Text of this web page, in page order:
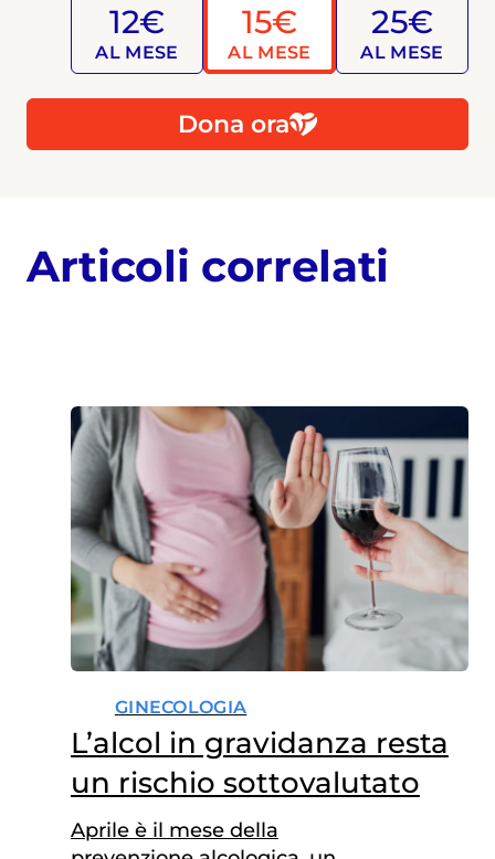
12€
AL MESE
15€
AL MESE
25€
AL MESE
Dona ora
Articoli correlati
GINECOLOGIA
L’alcol in gravidanza resta
un rischio sottovalutato
Aprile è il mese della